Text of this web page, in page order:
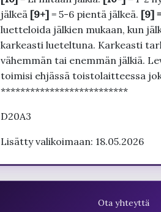
jälkeä [9+]= 5-6 pientä jälkeä. [9]
luetteloida jälkien mukaan, kun
karkeasti lueteltuna. Karkeasti
vähemmän tai enemmän jälkiä.
toimisi ehjässä toistolaitteessa
**************************
D20A3
Lisätty valikoimaan: 18.05.2026
Ota yhteyttä